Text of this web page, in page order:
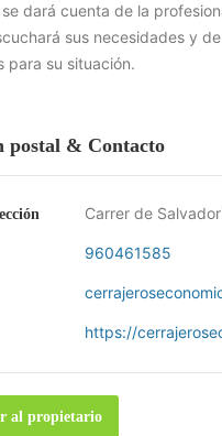
dará cuenta de la
sus necesidades y
para su situación.
postal & Contacto
Carrer de
960461585
https://
al propietario